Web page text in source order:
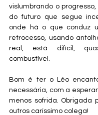
vislumbrando o
do futuro que segue
onde há o que conduz
retrocesso, usando
real, está difícil,
combustível.
Bom é ter o Léo
necessária, com a
menos sofrida. Obrigada
outros caríssimo colega!